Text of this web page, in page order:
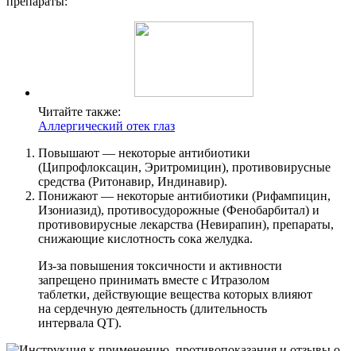
Читайте также:
Аллергический отек глаз
Повышают — некоторые антибиотики
(Ципрофлоксацин, Эритромицин), противовирусные
средства (Ритонавир, Индинавир).
Понижают — некоторые антибиотики (Рифампицин,
Изониазид), противосудорожные (Фенобарбитал) и
противовирусные лекарства (Невирапин), препараты,
снижающие кислотность сока желудка.
Из-за повышения токсичности и активности
запрещено принимать вместе с Итразолом
таблетки, действующие вещества которых влияют
на сердечную деятельность (длительность
интервала QT).